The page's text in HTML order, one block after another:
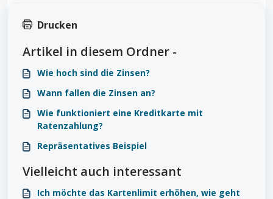
Drucken
Artikel in diesem Ordner -
Wie hoch sind die Zinsen?
Wann fallen die Zinsen an?
Wie funktioniert eine Kreditkarte mit
Ratenzahlung?
Repräsentatives Beispiel
Vielleicht auch interessant
Ich möchte das Kartenlimit erhöhen, wie geht